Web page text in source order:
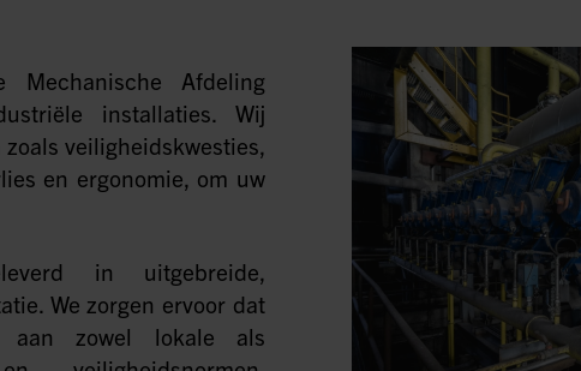
Afdeling
installaties. Wij
veiligheidskwesties,
en ergonomie, om uw
in uitgebreide,
We zorgen ervoor dat
aan zowel lokale als